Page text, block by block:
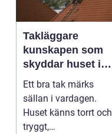
Takläggare
kunskapen som
skyddar huset i
längden
Ett bra tak märks
sällan i vardagen.
Huset känns torrt och
tryggt,